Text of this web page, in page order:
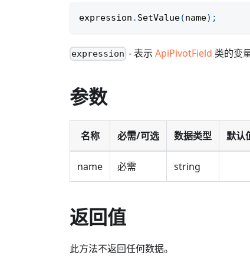
expression . SetValue(name) ;
expression - 表示ApiPivotField 类的变量
参数
名称 必需/可选 数据类型 默认
name 必需 string
返回值
此方法不返回任何数据。